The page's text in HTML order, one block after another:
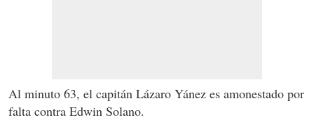
Al minuto 63, el capitán Lázaro Yánez es amonestado por
falta contra Edwin Solano.